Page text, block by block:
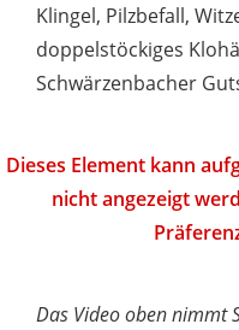
Klingel, Pilzbefall,
doppelstöckiges
Schwärzenbacher
Dieses Element kann
nicht angezeigt
Das Video oben nimmt